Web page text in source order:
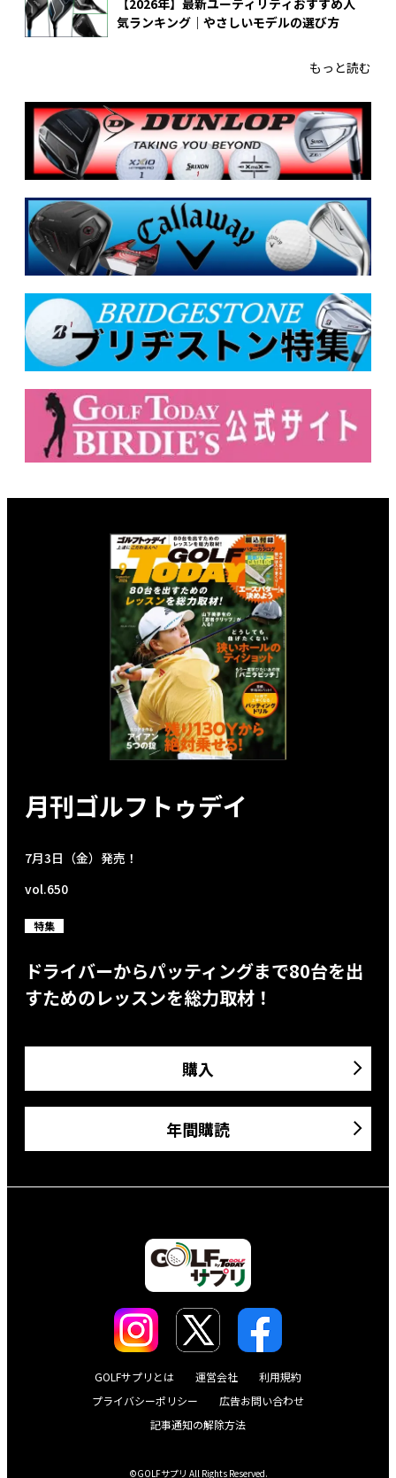
【2026年】最新ユーティリティおすすめ人
気ランキング｜やさしいモデルの選び方
もっと読む
月刊ゴルフトゥデイ
7月3日（金）発売！
vol.650
特集
ドライバーからパッティングまで80台を出
すためのレッスンを総力取材！
購入
年間購読
GOLFサプリとは 運営会社
利用規約
プライバシーポリシー
広告お問い合わせ
記事通知の解除方法
©GOLFサプリ All Rights Reserved.